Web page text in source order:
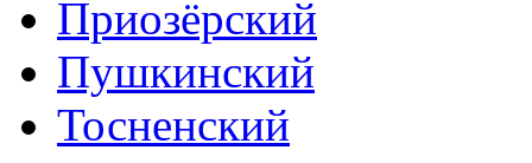
Приозёрский
Пушкинский
Тосненский